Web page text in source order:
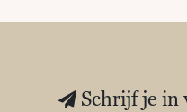
Schrijf je in